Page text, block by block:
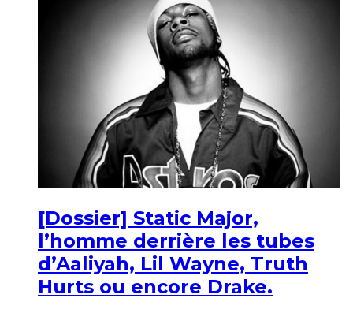
[Dossier] Static Major,
l’homme derrière les tubes
d’Aaliyah, Lil Wayne, Truth
Hurts ou encore Drake.